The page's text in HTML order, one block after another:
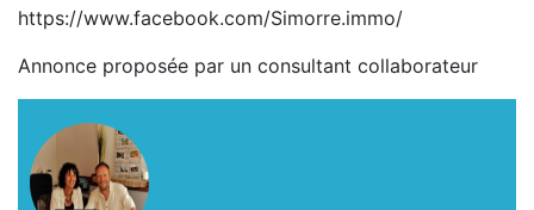
https://www.facebook.com/Simorre.immo/
Annonce proposée par un consultant collaborateur